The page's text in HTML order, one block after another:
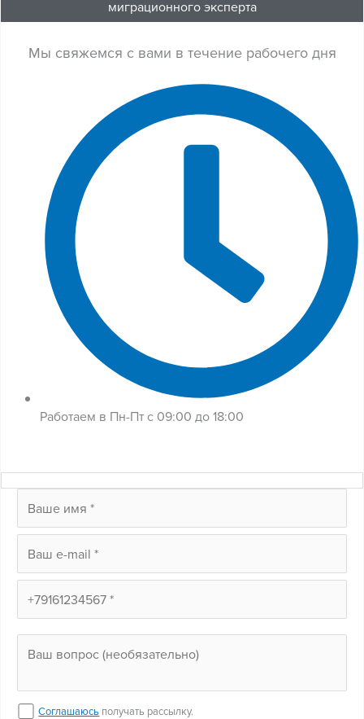
миграционного эксперта
Мы свяжемся с вами в течение рабочего дня
Работаем в Пн-Пт с 09:00 до 18:00
Соглашаюсь получать рассылку.